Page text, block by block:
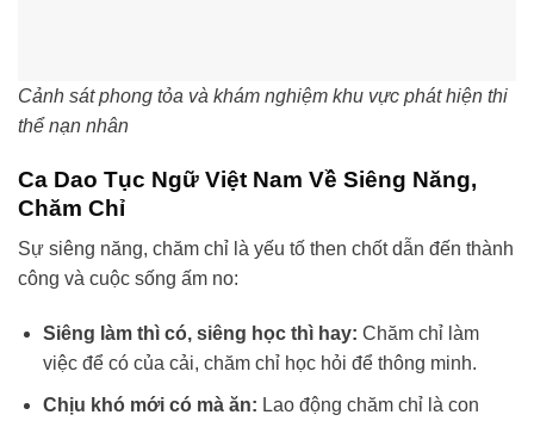
Cảnh sát phong tỏa và khám nghiệm khu vực phát hiện thi
thể nạn nhân
Ca Dao Tục Ngữ Việt Nam Về Siêng Năng,
Chăm Chỉ
Sự siêng năng, chăm chỉ là yếu tố then chốt dẫn đến thành
công và cuộc sống ấm no:
Siêng làm thì có, siêng học thì hay: Chăm chỉ làm
việc để có của cải, chăm chỉ học hỏi để thông minh.
Chịu khó mới có mà ăn: Lao động chăm chỉ là con